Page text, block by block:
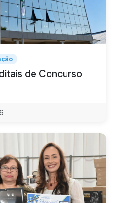
de Concurso